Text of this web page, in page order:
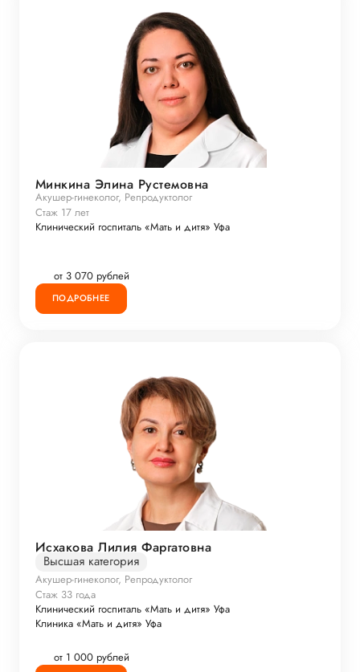
Минкина Элина Рустемовна
Акушер-гинеколог, Репродуктолог
Стаж 17 лет
Клинический госпиталь «Мать и дитя» Уфа
от 3 070 рублей
ПОДРОБНЕЕ
Исхакова Лилия Фаргатовна
Высшая категория
Акушер-гинеколог, Репродуктолог
Стаж 33 года
Клинический госпиталь «Мать и дитя» Уфа
Клиника «Мать и дитя» Уфа
от 1 000 рублей